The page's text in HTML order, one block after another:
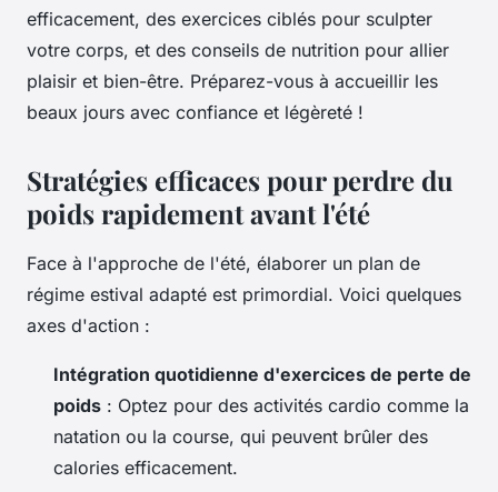
efficacement, des exercices ciblés pour sculpter
votre corps, et des conseils de nutrition pour allier
plaisir et bien-être. Préparez-vous à accueillir les
beaux jours avec confiance et légèreté !
Stratégies efficaces pour perdre du
poids rapidement avant l'été
Face à l'approche de l'été, élaborer un plan de
régime estival adapté est primordial. Voici quelques
axes d'action :
Intégration quotidienne d'exercices de perte de
poids : Optez pour des activités cardio comme la
natation ou la course, qui peuvent brûler des
calories efficacement.